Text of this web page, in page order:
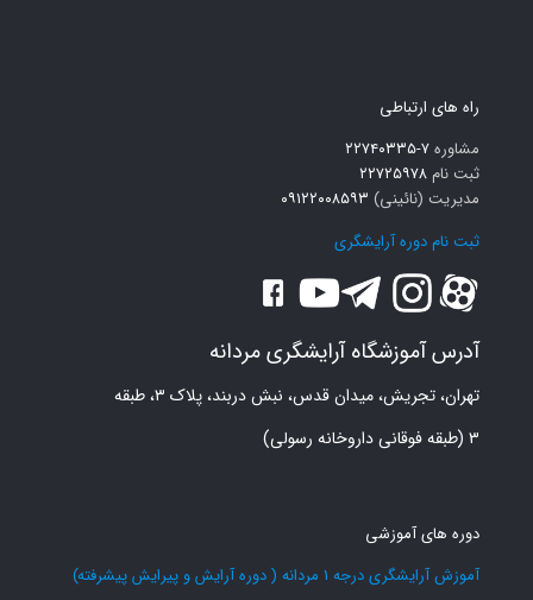
راه های ارتباطی
مشاوره۷-۲۲۷۴۰۳۳۵
ثبت نام ۲۲۷۲۵۹۷۸
مدیریت (نائینی) ۰۹۱۲۲۰۰۸۵۹۳
ثبت نام دوره آرایشگری
آدرس آموزشگاه آرایشگری مردانه
تهران، تجریش، میدان قدس، نبش دربند، پلاک ۳، طبقه
۳ (طبقه فوقانی داروخانه رسولی)
دوره های آموزشی
آموزش آرایشگری درجه 1 مردانه ( دوره آرایش و پیرایش پیشرفته)